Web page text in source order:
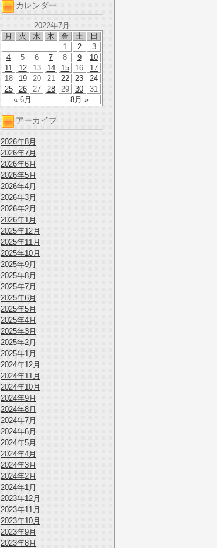
カレンダー
2022年7月
月
火 水 木 金 土 日
« 6月 8月 »
1 2
3
4
5 6 7 8 9
10
11
12 13 14 15 16
17
18
19 20 21 22 23
24
25
26 27 28 29 30 31
アーカイブ
2026年8月
2026年7月
2026年6月
2026年5月
2026年4月
2026年3月
2026年2月
2026年1月
2025年12月
2025年11月
2025年10月
2025年9月
2025年8月
2025年7月
2025年6月
2025年5月
2025年4月
2025年3月
2025年2月
2025年1月
2024年12月
2024年11月
2024年10月
2024年9月
2024年8月
2024年7月
2024年6月
2024年5月
2024年4月
2024年3月
2024年2月
2024年1月
2023年12月
2023年11月
2023年10月
2023年9月
2023年8月